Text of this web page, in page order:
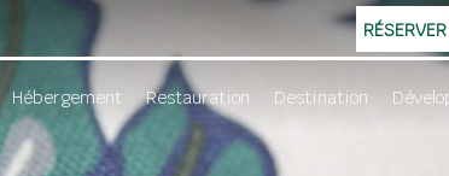
Hébergement Restauration Destination
RÉSERVER